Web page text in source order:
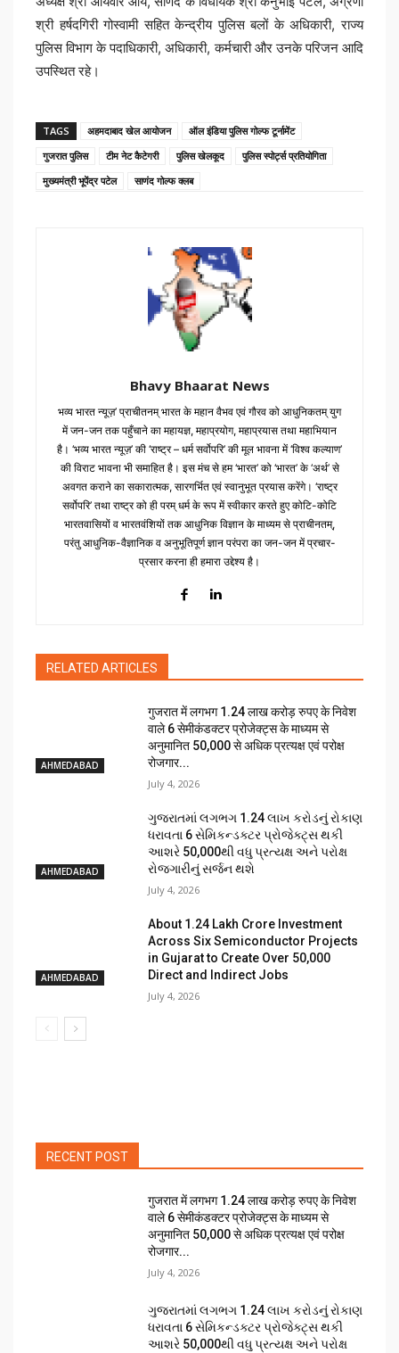
श्री हर्षदगिरी गोस्वामी सहित केन्द्रीय पुलिस बलों के अधिकारी, राज्य
पुलिस विभाग के पदाधिकारी, अधिकारी, कर्मचारी और उनके परिजन आदि
उपस्थित रहे।
TAGS अहमदाबाद खेल आयोजन
ऑल इंडिया पुलिस गोल्फ टूर्नामेंट
गुजरात पुलिस
टीम नेट कैटेगरी पुलिस खेलकूद
पुलिस स्पोर्ट्स प्रतियोगिता
मुख्यमंत्री भूपेंद्र पटेल
साणंद गोल्फ क्लब
Bhavy Bhaarat News
भव्य भारत न्यूज़’ प्राचीतनम् भारत के महान वैभव एवं गौरव को आधुनिकतम् युग
में जन-जन तक पहुँचाने का महायज्ञ, महाप्रयोग, महाप्रयास तथा महाभियान
है। ‘भव्य भारत न्यूज़’ की ‘राष्ट्र – धर्म सर्वोपरि’ की मूल भावना में ‘विश्व कल्याण’
की विराट भावना भी समाहित है। इस मंच से हम ‘भारत’ को ‘भारत’ के ‘अर्थ’ से
अवगत कराने का सकारात्मक, सारगर्भित एवं स्वानुभूत प्रयास करेंगे। ‘राष्ट्र
सर्वोपरि’ तथा राष्ट्र को ही परम् धर्म के रूप में स्वीकार करते हुए कोटि-कोटि
भारतवासियों व भारतवंशियों तक आधुनिक विज्ञान के माध्यम से प्राचीनतम्,
परंतु आधुनिक-वैज्ञानिक व अनुभूतिपूर्ण ज्ञान परंपरा का जन-जन में प्रचार-
प्रसार करना ही हमारा उद्देश्य है।
RELATED ARTICLES
AHMEDABAD
गुजरात में लगभग 1.24 लाख करोड़ रुपए के निवेश
वाले 6 सेमीकंडक्टर प्रोजेक्ट्स के माध्यम से
अनुमानित 50,000 से अधिक प्रत्यक्ष एवं परोक्ष
रोजगार...
July 4, 2026
AHMEDABAD
ગુજરાતમાં લગભગ ₹1.24 લાખ કરોડનું રોકાણ
ધરાવતા 6 સેમિકન્ડક્ટર પ્રોજેક્ટ્સ થકી
આશરે 50,000થી વધુ પ્રત્યક્ષ અને પરોક્ષ
રોજગારીનું સર્જન થશે
July 4, 2026
AHMEDABAD
About ₹1.24 Lakh Crore Investment
Across Six Semiconductor Projects
in Gujarat to Create Over 50,000
Direct and Indirect Jobs
July 4, 2026
RECENT POST
गुजरात में लगभग 1.24 लाख करोड़ रुपए के निवेश
वाले 6 सेमीकंडक्टर प्रोजेक्ट्स के माध्यम से
अनुमानित 50,000 से अधिक प्रत्यक्ष एवं परोक्ष
रोजगार...
July 4, 2026
ગુજરાતમાં લગભગ ₹1.24 લાખ કરોડનું રોકાણ
ધરાવતા 6 સેમિકન્ડક્ટર પ્રોજેક્ટ્સ થકી
આશરે 50,000થી વધુ પ્રત્યક્ષ અને પરોક્ષ